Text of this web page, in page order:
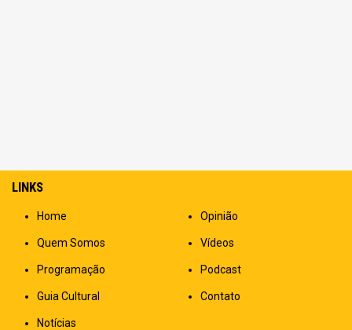
LINKS
Home
Quem Somos
Programação
Guia Cultural
Notícias
Opinião
Vídeos
Podcast
Contato